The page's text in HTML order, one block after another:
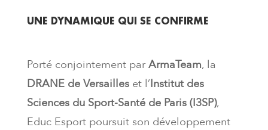
UNE DYNAMIQUE QUI SE CONFIRME
Porté conjointement parArmaTeam, la
DRANE de Versailleset l’Institut des
Sciences du Sport-Santé de Paris (I3SP),
Educ Esport poursuit son développement